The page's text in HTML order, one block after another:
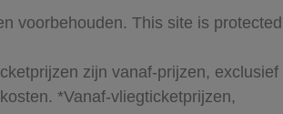
voorbehouden. This site is protected
zijn vanaf-prijzen, exclusief
*Vanaf-vliegticketprijzen,